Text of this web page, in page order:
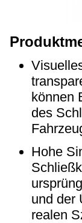
können
des
Hohe
und der
realen